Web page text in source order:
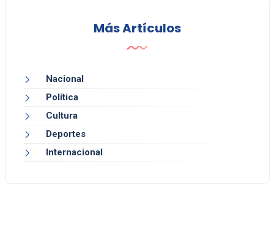
Más Artículos
Nacional
Política
Cultura
Deportes
Internacional